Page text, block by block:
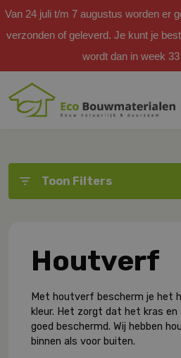
Van 24 juli t/m 7 augustus worden er
verzonden of geleverd. Je kunt je
wordt dan in week
Toon Filters
Houtverf
Met houtverf bescherm je het
kleur. Het zorgt dat het kras
goed beschermd. Wij hebben
binnen als voor buiten.